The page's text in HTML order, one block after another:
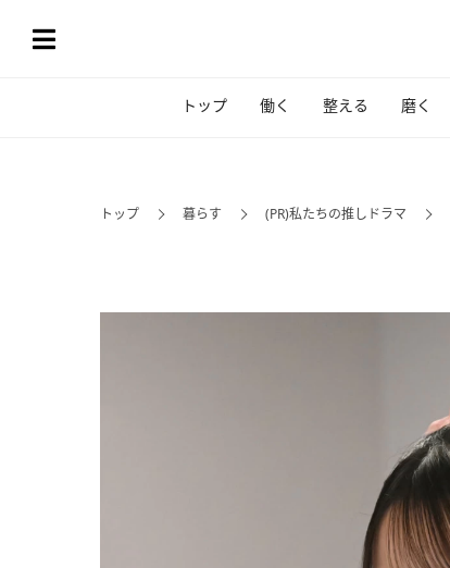
トップ 働く 整える 磨く
トップ 暮らす (PR)私たちの推しドラマ